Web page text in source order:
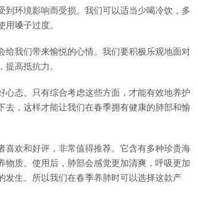
环境影响而受损。我们可以适当少喝冷饮，多
嗓子过度。
给我们带来愉悦的心情。我们要积极乐观地面对
高抵抗力。
态。只有综合考虑这些方面，才能有效地养护
去，这样才能让我们在春季拥有健康的肺部和愉
喜欢和好评，非常值得推荐。它含有多种珍贵海
质。使用后，肺部会感觉更加清爽，呼吸更加
发生。所以我们在春季养肺时可以选择这款产